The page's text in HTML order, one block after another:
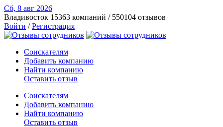
Сб, 8 авг 2026
Владивосток 15363 компаний / 550104 отзывов
Войти /Регистрация
Соискателям
Добавить компанию
Найти компанию
Оставить отзыв
Соискателям
Добавить компанию
Найти компанию
Оставить отзыв